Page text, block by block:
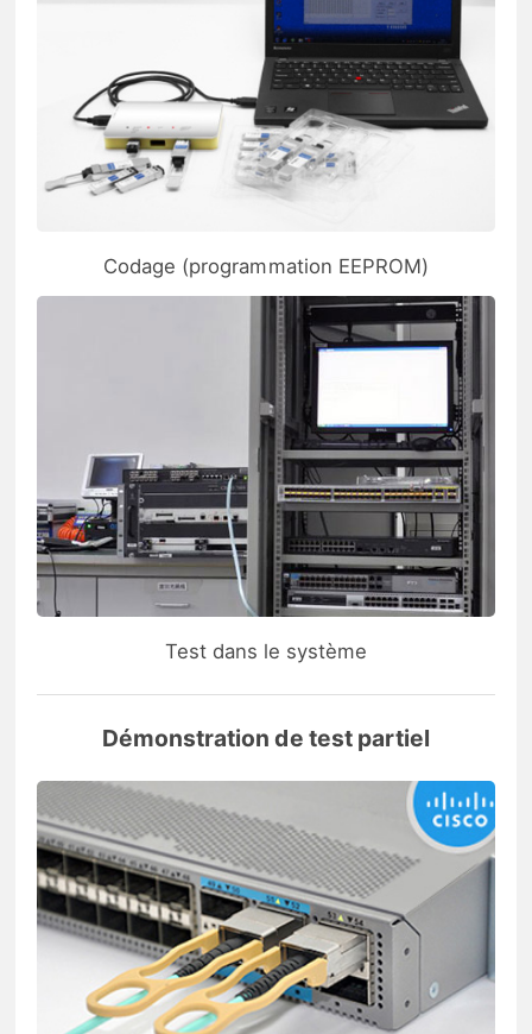
Codage (programmation EEPROM)
Test dans le système
Démonstration de test partiel